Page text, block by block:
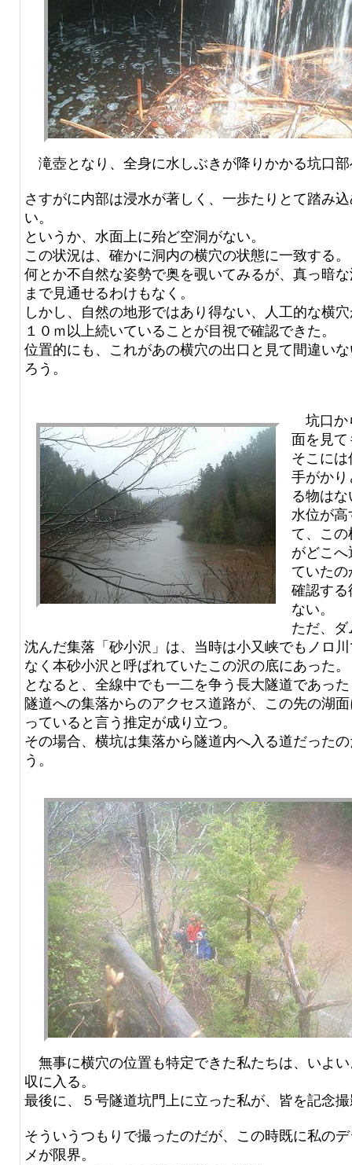
滝壺となり、全身に水しぶきが降りかかる坑口
さすがに内部は浸水が著しく、一歩たりとて踏み
い。
というか、水面上に殆ど空洞がない。
この状況は、確かに洞内の横穴の状態に一致する。
何とか不自然な姿勢で奥を覗いてみるが、真っ暗
まで見通せるわけもなく。
しかし、自然の地形ではあり得ない、人工的な横
１０ｍ以上続いていることが目視で確認できた。
位置的にも、これがあの横穴の出口と見て間違い
ろう。
坑口か
面を見て
そこには
手がかり
る物はな
水位が高
て、この
がどこへ
ていたの
確認する
ない。
ただ、ダ
沈んだ集落「砂小沢」は、当時は小又峡でもノロ
なく本砂小沢と呼ばれていたこの沢の底にあった。
となると、全線中でも一二を争う長大隧道であっ
隧道への集落からのアクセス道路が、この先の湖
っていると言う推定が成り立つ。
その場合、横坑は集落から隧道内へ入る道だった
う。
無事に横穴の位置も特定できた私たちは、いよ
収に入る。
最後に、５号隧道坑門上に立った私が、皆を記念
そういうつもりで撮ったのだが、この時既に私の
メが限界。